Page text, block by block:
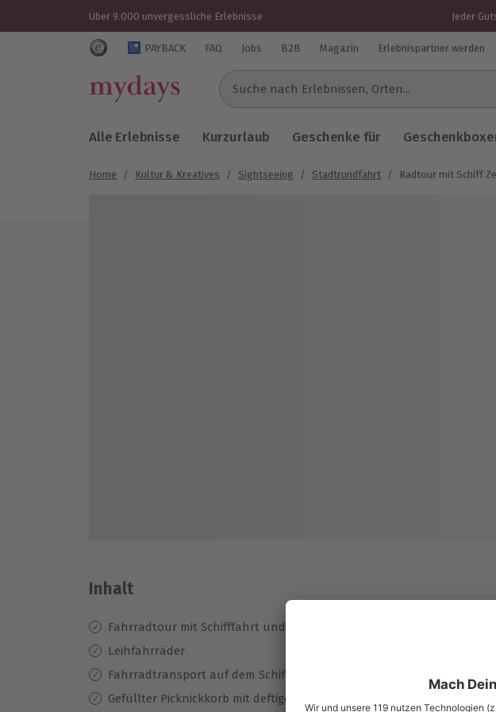
Über 9.000 unvergessliche Erlebnisse Jeder
Trustedshops Bewertungen für mydays.de
PAYBACK FAQ Jobs B2B Magazin Erlebnispartner werden
Suche nach Erlebnissen...
Alle Erlebnisse Kurzurlaub Geschenke für
Home / Kultur & Kreatives / Sightseeing / Stadtrundfahrt / Radtour mit Schiff
Inhalt
Fahrradtour mit Schifffahrt und Picknick
Leihfahrräder
Fahrradtransport auf dem Schiff
Gefüllter Picknickkorb mit deftigen Speisen und Getränken